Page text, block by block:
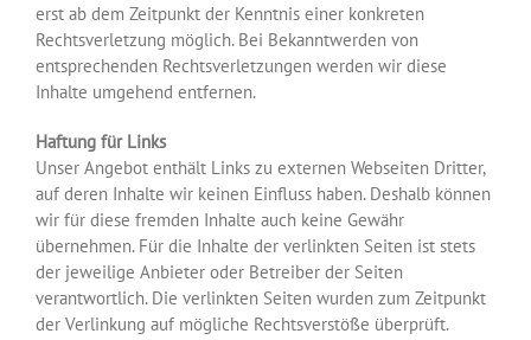
erst ab dem Zeitpunkt der Kenntnis einer konkreten
Rechtsverletzung möglich. Bei Bekanntwerden von
entsprechenden Rechtsverletzungen werden wir diese
Inhalte umgehend entfernen.
Haftung für Links
Unser Angebot enthält Links zu externen Webseiten Dritter,
auf deren Inhalte wir keinen Einfluss haben. Deshalb können
wir für diese fremden Inhalte auch keine Gewähr
übernehmen. Für die Inhalte der verlinkten Seiten ist stets
der jeweilige Anbieter oder Betreiber der Seiten
verantwortlich. Die verlinkten Seiten wurden zum Zeitpunkt
der Verlinkung auf mögliche Rechtsverstöße überprüft.